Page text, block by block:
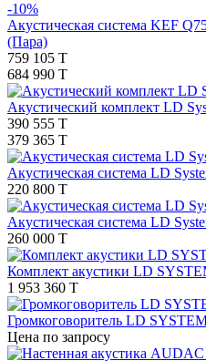
-10%
Акустическая система KEF
(Пара)
759 105 T
684 990 T
Акустический комплект LD
390 555 T
379 365 T
Акустическая система LD
220 800 T
Акустическая система LD
260 000 T
Комплект акустики LD
1 953 360 T
Громкоговоритель LD
Цена по запросу